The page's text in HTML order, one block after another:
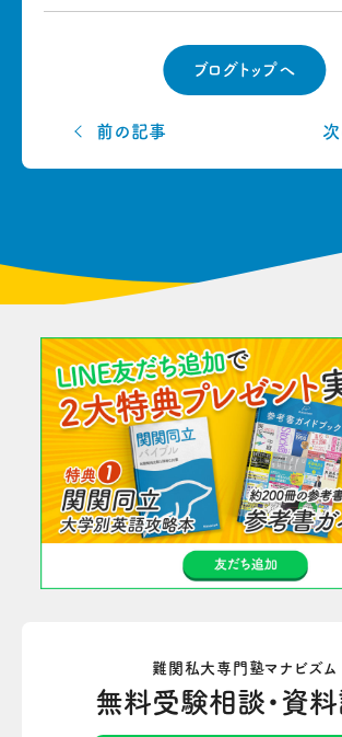
前の記事
ブログトップへ
難関私大専門塾マナビズム
無料受験相談・資